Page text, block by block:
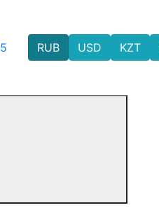
RUB USD KZT